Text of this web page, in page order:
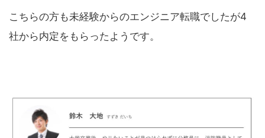
こちらの方も未経験からのエンジニア転職でしたが4
社から内定をもらったようです。